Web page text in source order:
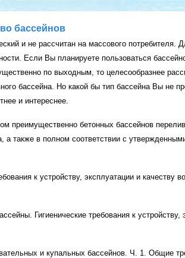
бассейнов
и не рассчитан на массового потребителя.
Если Вы планируете пользоваться
по выходным, то целесообразнее
бассейна. Но какой бы тип бассейна Вы не
и интереснее.
преимущественно бетонных бассейнов
а также в полном соответствии с
к устройству, эксплуатации и качеству
Гигиенические требования к устройству,
и купальных бассейнов. Ч. 1. Общие